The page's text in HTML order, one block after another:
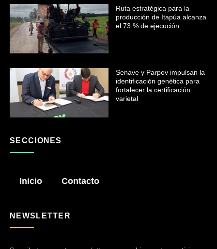
Ruta estratégica para la
producción de Itapúa alcanza
el 73 % de ejecución
Senave y Parpov impulsan la
identificación genética para
fortalecer la certificación
varietal
SECCIONES
Inicio Contacto
NEWSLETTER